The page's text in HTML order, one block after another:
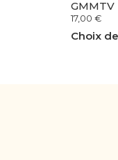
GMMTV
17,00 €
Choix